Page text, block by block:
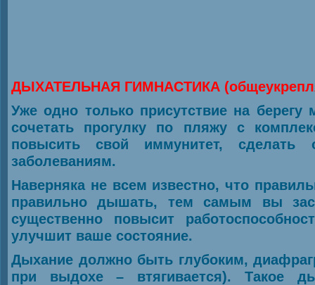
ДЫХАТЕЛЬНАЯ ГИМНАСТИКА
Уже одно только присутствие на
сочетать прогулку по пляжу с
повысить свой иммунитет,
заболеваниям.
Наверняка не всем известно, что
правильно дышать, тем самым вы
существенно повысит
улучшит ваше состояние.
Дыхание должно быть глубоким,
при выдохе – втягивается). Такое